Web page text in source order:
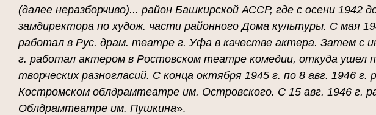
(далее неразборчиво)... район Башкирской АССР, где с осени 1942
замдиректора по худож. части районного Дома культуры. С мая
работал в Рус. драм. театре г. Уфа в качестве актера. Затем с
г. работал актером в Ростовском театре комедии, откуда ушел
творческих разногласий. С конца октября 1945 г. по 8 авг. 1946
Костромском облдрамтеатре им. Островского. С 15 авг. 1946 г.
Облдрамтеатре им. Пушкина».